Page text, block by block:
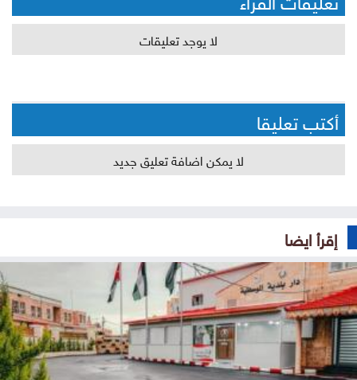
لا يوجد تعليقات
أكتب تعليقا
لا يمكن اضافة تعليق جديد
إقرأ ايضا